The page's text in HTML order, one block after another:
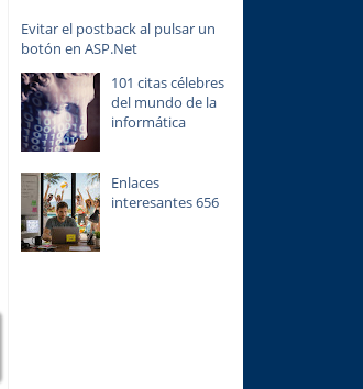
'function') {
Evitar el postback al pulsar un
botón en ASP.Net
101 citas célebres
del mundo de la
informática
Enlaces
interesantes 656